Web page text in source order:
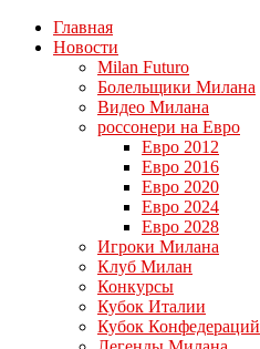
Главная
Новости
Milan Futuro
Болельщики Милана
Видео Милана
россонери на Евро
Евро 2012
Евро 2016
Евро 2020
Евро 2024
Евро 2028
Игроки Милана
Клуб Милан
Конкурсы
Кубок Италии
Кубок Конфедераций